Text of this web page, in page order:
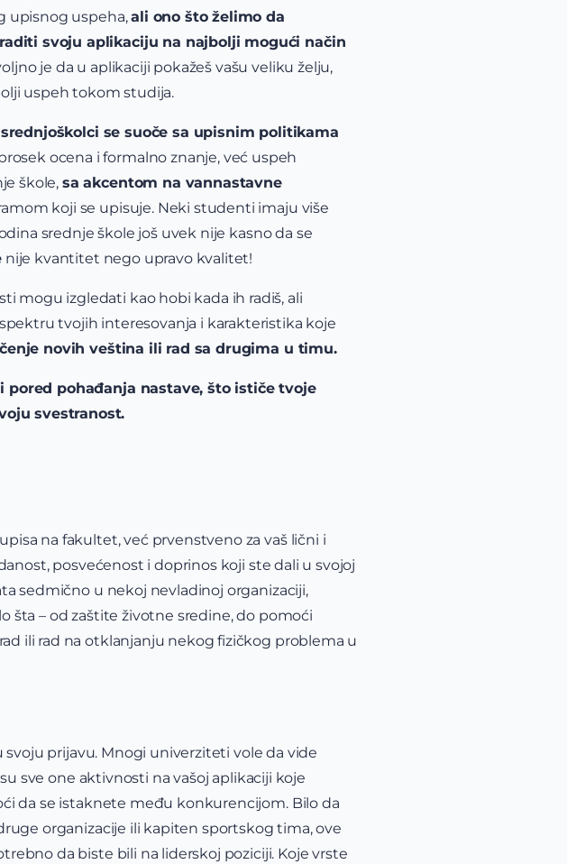
upisnog uspeha,ali ono što želimo da
svoju aplikaciju na najbolji mogući način
je da u aplikaciji pokažeš vašu veliku želju,
uspeh tokom studija.
se suoče sa upisnim politikama
ocena i formalno znanje, već uspeh
škole, sa akcentom na vannastavne
koji se upisuje. Neki studenti imaju više
srednje škole još uvek nije kasno da se
nije kvantitet nego upravo kvalitet!
mogu izgledati kao hobi kada ih radiš, ali
tvojih interesovanja i karakteristika koje
novih veština ili rad sa drugima u timu.
pored pohađanja nastave, što ističe tvoje
svestranost.
na fakultet, već prvenstveno za vaš lični i
posvećenost i doprinos koji ste dali u svojoj
sedmično u nekoj nevladinoj organizaciji,
šta – od zaštite životne sredine, do pomoći
ili rad na otklanjanju nekog fizičkog problema u
prijavu. Mnogi univerziteti vole da vide
sve one aktivnosti na vašoj aplikaciji koje
da se istaknete među konkurencijom. Bilo da
organizacije ili kapiten sportskog tima, ove
da biste bili na liderskoj poziciji. Koje vrste